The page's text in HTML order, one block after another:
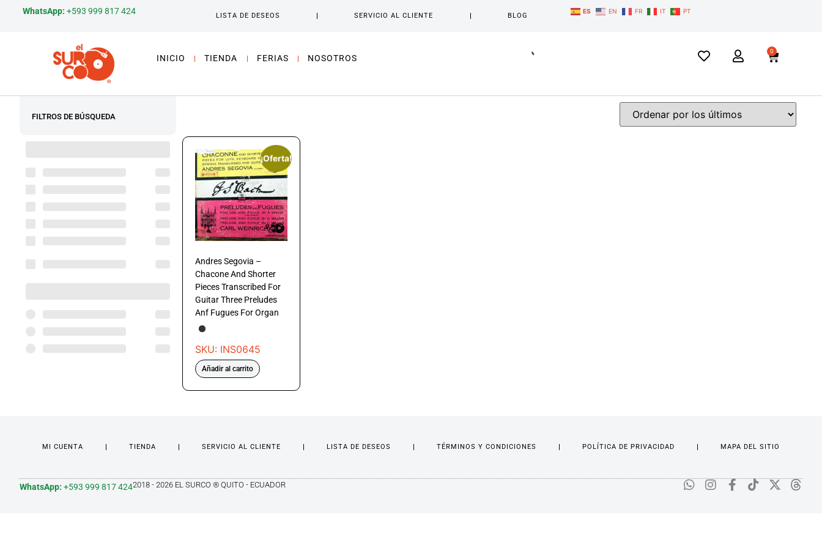
WhatsApp: +593 999 817 424 LISTA DE DESEOS SERVICIO AL CLIENTE BLOG
ES EN FR IT PT
INICIO TIENDA FERIAS NOSOTROS
0
FILTROS DE BÚSQUEDA
¡Oferta!
Andres Segovia –
Chacone And Shorter
Pieces Transcribed For
Guitar Three Preludes
Anf Fugues For Organ
SKU: INS0645
Añadir al carrito
MI CUENTA TIENDA SERVICIO AL CLIENTE LISTA DE DESEOS TÉRMINOS Y CONDICIONES POLÍTICA DE PRIVACIDAD MAPA DEL SITIO
WhatsApp: +593 999 817 4242018 - 2026 EL SURCO ® QUITO - ECUADOR